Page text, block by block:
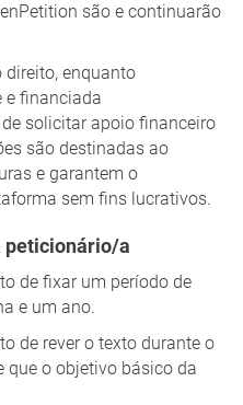
são e continuarão
direito, enquanto
e financiada
solicitar apoio financeiro
são destinadas ao
e garantem o
sem fins lucrativos.
peticionário/a
de fixar um período de
e um ano.
de rever o texto durante o
que o objetivo básico da